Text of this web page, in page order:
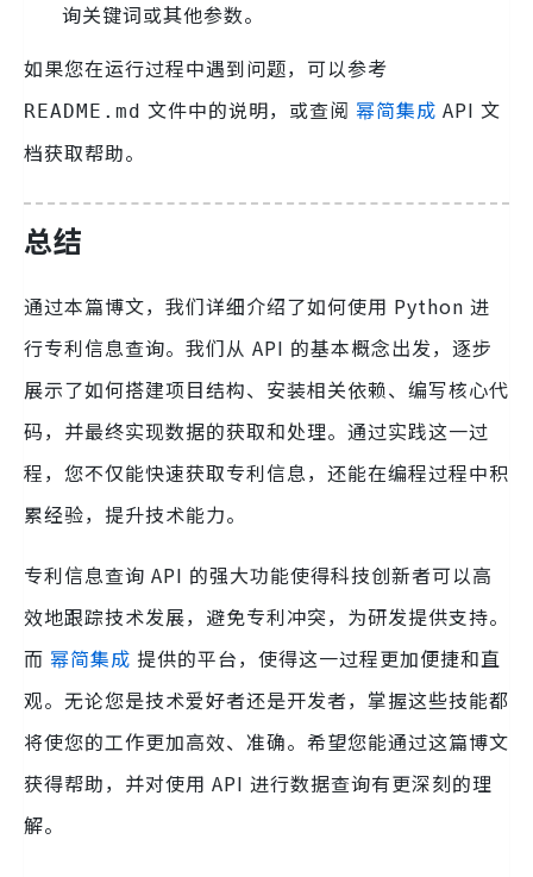
询关键词或其他参数。
如果您在运行过程中遇到问题，可以参考
README.md 文件中的说明，或查阅 幂简集成 API 文
档获取帮助。
总结
通过本篇博文，我们详细介绍了如何使用 Python 进
行专利信息查询。我们从 API 的基本概念出发，逐步
展示了如何搭建项目结构、安装相关依赖、编写核心代
码，并最终实现数据的获取和处理。通过实践这一过
程，您不仅能快速获取专利信息，还能在编程过程中积
累经验，提升技术能力。
专利信息查询 API 的强大功能使得科技创新者可以高
效地跟踪技术发展，避免专利冲突，为研发提供支持。
而 幂简集成 提供的平台，使得这一过程更加便捷和直
观。无论您是技术爱好者还是开发者，掌握这些技能都
将使您的工作更加高效、准确。希望您能通过这篇博文
获得帮助，并对使用 API 进行数据查询有更深刻的理
解。